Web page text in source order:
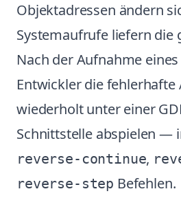
Objektadressen ändern
Systemaufrufe liefern die
Nach der Aufnahme
Entwickler die fehlerhafte
wiederholt unter einer
Schnittstelle abspielen —
reverse-continue,
reverse-step Befehlen.